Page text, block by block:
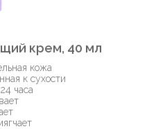
крем, 40 мл
кожа
к сухости
часа